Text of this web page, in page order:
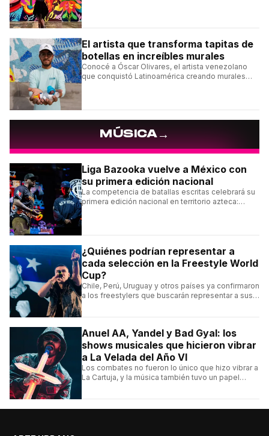
El artista que transforma tapitas de
botellas en increíbles murales
Conocé a Óscar Olivares, el artista venezolano
que conquistó Latinoamérica creando murales
MÚSICA→
Liga Bazooka vuelve a México con
su primera edición nacional
La competencia de batallas escritas celebrará su
primera edición nacional en territorio azteca:
¿Quiénes podrían representar a
cada selección en la Freestyle World
Cup?
Chile, Perú, Uruguay y otros países ya confirmaron
a los freestylers que buscarán representar a sus
Anuel AA, Yandel y Bad Gyal: los
shows musicales que hicieron vibrar
a La Velada del Año VI
Los combates no fueron lo único que hizo vibrar a
La Cartuja, y la música también tuvo un papel